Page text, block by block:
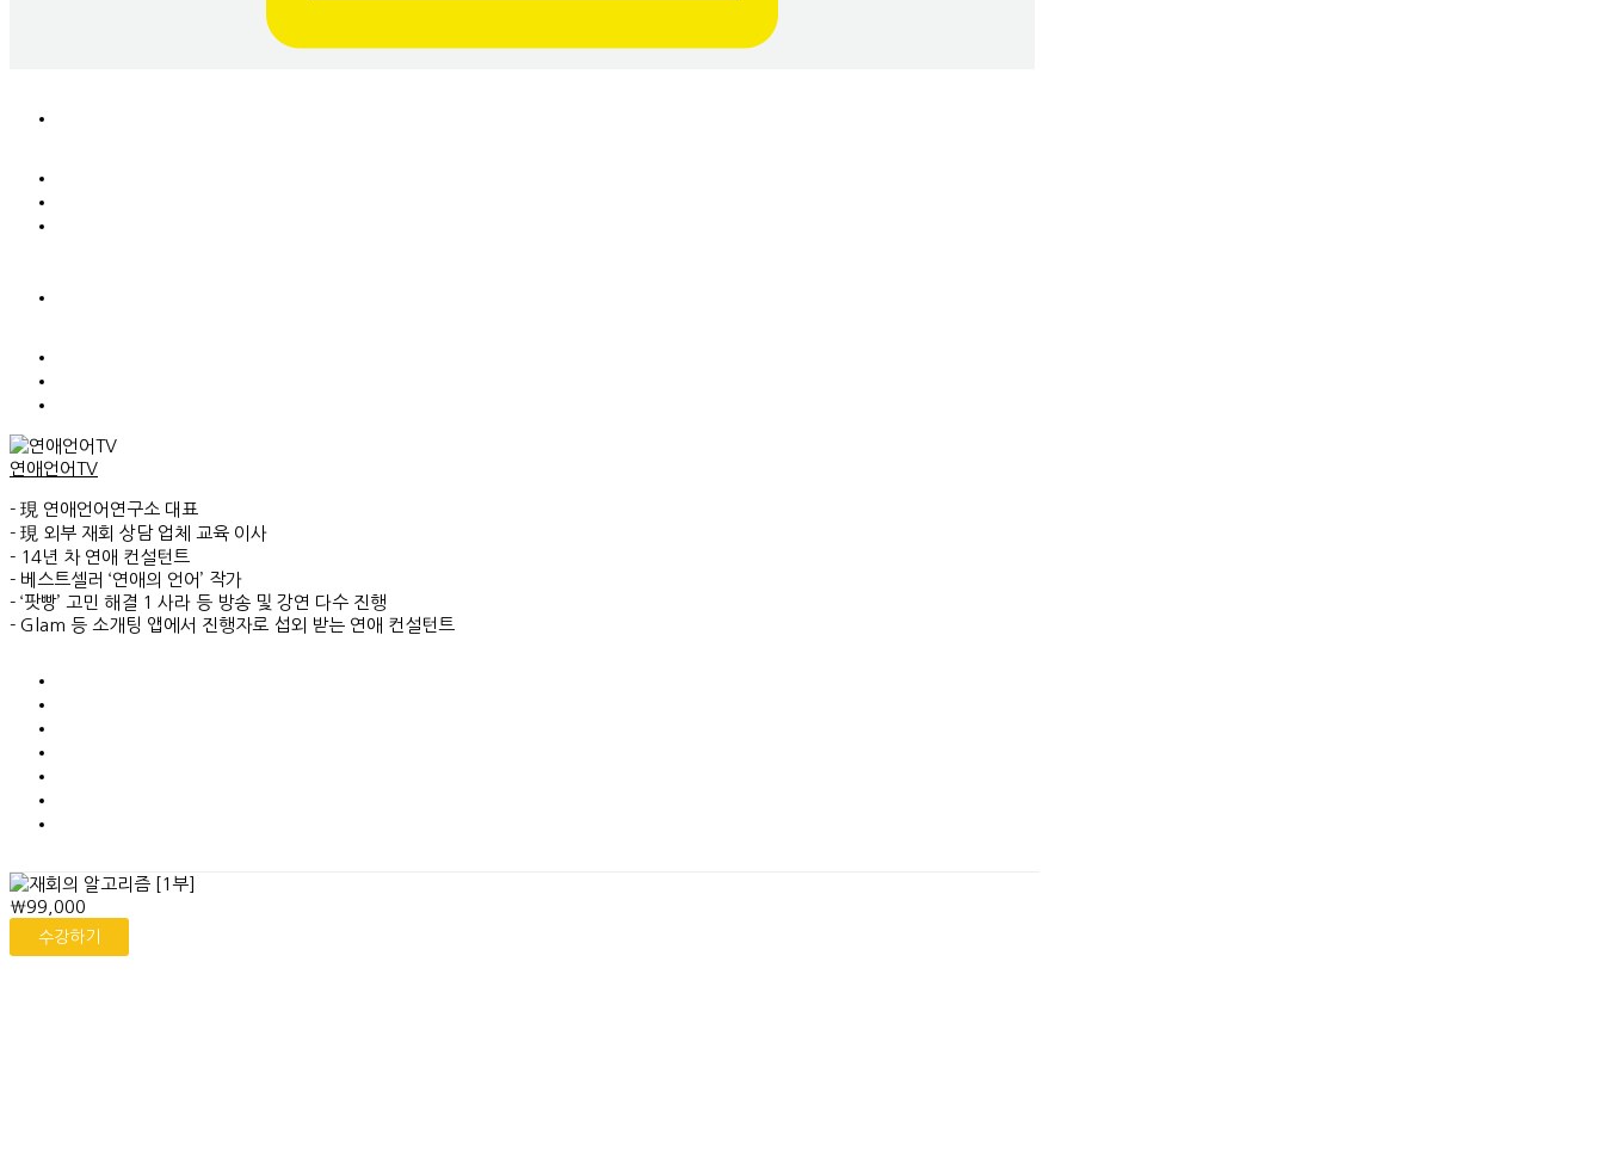
연애언어TV
- 現 연애언어연구소 대표
- 現 외부 재회 상담 업체 교육 이사
- 14년 차 연애 컨설턴트
- 베스트셀러 ‘연애의 언어’ 작가
- ‘팟빵’ 고민 해결 1 사라 등 방송 및 강연 다수 진행
- Glam 등 소개팅 앱에서 진행자로 섭외 받는 연애 컨설턴트
₩99,000
수강하기